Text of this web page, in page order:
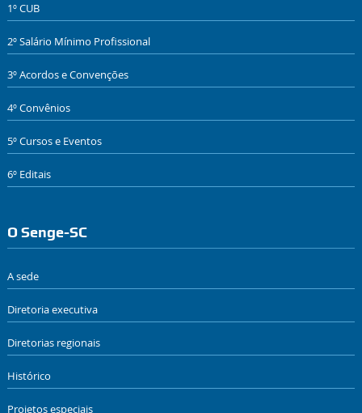
1º CUB
2º Salário Mínimo Profissional
3º Acordos e Convenções
4º Convênios
5º Cursos e Eventos
6º Editais
O Senge-SC
A sede
Diretoria executiva
Diretorias regionais
Histórico
Projetos especiais